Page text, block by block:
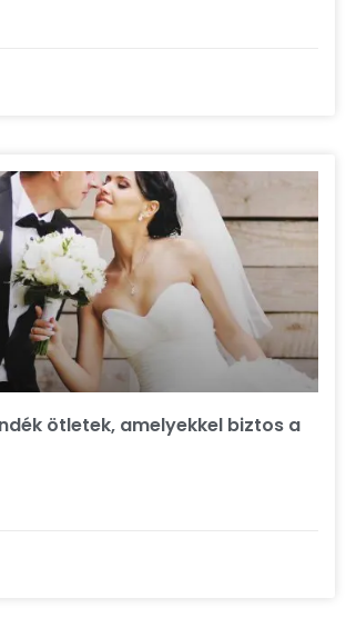
ötletek, amelyekkel biztos a